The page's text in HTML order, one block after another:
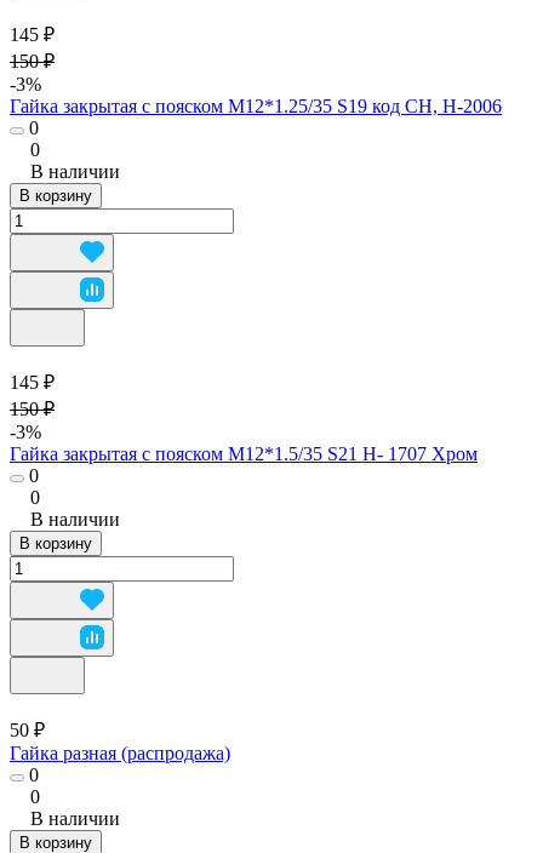
145 ₽
150 ₽
-3%
Гайка закрытая с пояском М12*1.25/35 S19 код CH, H-2006
0
0
В наличии
В корзину
145 ₽
150 ₽
-3%
Гайка закрытая с пояском М12*1.5/35 S21 H- 1707 Хром
0
0
В наличии
В корзину
50 ₽
Гайка разная (распродажа)
0
0
В наличии
В корзину